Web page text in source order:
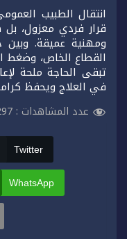
انتقال الطبيب
قرار فردي معزول، بل
ومهنية عميقة. وبين
القطاع الخاص، وضغط
تبقى الحاجة ملحة
في العلاج ويحفظ
عدد المشاهدات :
Twitter
WhatsApp